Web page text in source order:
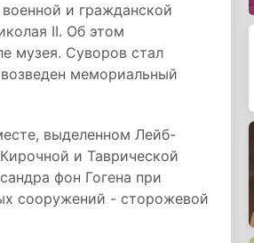
и гражданской
II. Об этом
музея. Суворов стал
мемориальный
выделенном Лейб-
и Таврической
фон Гогена при
сооружений - сторожевой